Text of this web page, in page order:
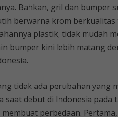
Bahkan, gril dan bumper
berwarna krom berkualitas
plastik, tidak mudah
bumper kini lebih matang
tidak ada perubahan yang
saat debut di Indonesia pada
perbedaan.